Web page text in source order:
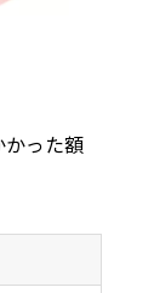
った額